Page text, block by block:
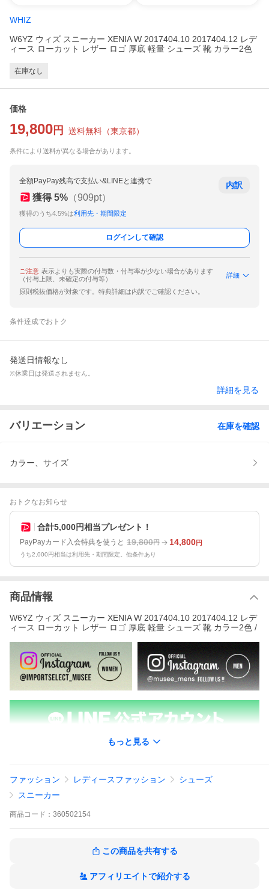
WHIZ
W6YZ ウィズ スニーカー XENIA W 2017404.10 2017404.12 レデ
ィース ローカット レザー ロゴ 厚底 軽量 シューズ 靴 カラー2色
在庫なし
価格
19,800 円 送料無料 （東京都）
条件により送料が異なる場合があります。
全額PayPay残高で支払い&LINEと連携で
獲得 5% （909pt）
獲得のうち4.5%は利用先・期間限定
内訳
ログインして確認
ご注意 表示よりも実際の付与数・付与率が少ない場合があります
（付与上限、未確定の付与等）
詳細
原則税抜価格が対象です。特典詳細は内訳でご確認ください。
条件達成でおトク
発送日情報なし
※休業日は発送されません。
詳細を見る
バリエーション 在庫を確認
カラー、サイズ
おトクなお知らせ
合計5,000円相当プレゼント！
PayPayカード入会特典を使うと 19,800円 14,800円
うち2,000円相当は利用先・期間限定。他条件あり
商品情報
W6YZ ウィズ スニーカー XENIA W 2017404.10 2017404.12 レデ
ィース ローカット レザー ロゴ 厚底 軽量 シューズ 靴 カラー2色 /
・サイド、バック、タン部分にブランドアイコ
・クッション性のあるインソール
・ややボリューム感のあるソール
もっと見る
ファッション レディースファッション
シューズ
スニーカー
商品 コード： 360502154
この商品を共有する
アフィリエイトで紹介する